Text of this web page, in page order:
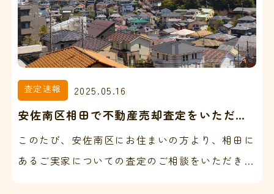
査定速報 2025.05.16
安佐南区相田で不動産売却査定をいただき
このたび、安佐南区にお住まいの方より、相田に
あるご実家についての査定のご相談をいただきま